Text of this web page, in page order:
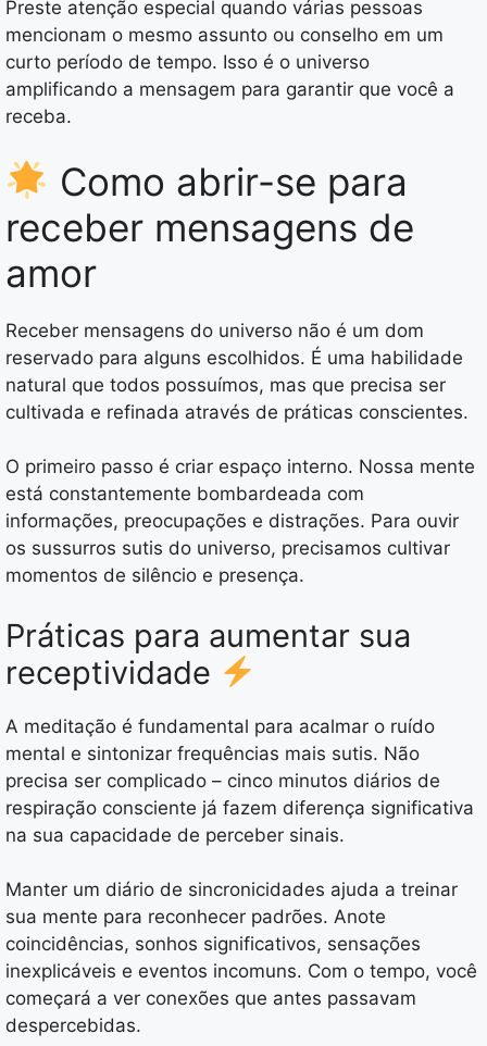
Preste atenção especial quando várias pessoas
mencionam o mesmo assunto ou conselho em um
curto período de tempo. Isso é o universo
amplificando a mensagem para garantir que você a
receba.
Como abrir-se para
receber mensagens de
amor
Receber mensagens do universo não é um dom
reservado para alguns escolhidos. É uma habilidade
natural que todos possuímos, mas que precisa ser
cultivada e refinada através de práticas conscientes.
O primeiro passo é criar espaço interno. Nossa mente
está constantemente bombardeada com
informações, preocupações e distrações. Para ouvir
os sussurros sutis do universo, precisamos cultivar
momentos de silêncio e presença.
Práticas para aumentar sua
receptividade
A meditação é fundamental para acalmar o ruído
mental e sintonizar frequências mais sutis. Não
precisa ser complicado – cinco minutos diários de
respiração consciente já fazem diferença significativa
na sua capacidade de perceber sinais.
Manter um diário de sincronicidades ajuda a treinar
sua mente para reconhecer padrões. Anote
coincidências, sonhos significativos, sensações
inexplicáveis e eventos incomuns. Com o tempo, você
começará a ver conexões que antes passavam
despercebidas.